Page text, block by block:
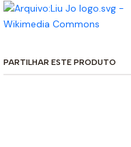
PARTILHAR ESTE PRODUTO